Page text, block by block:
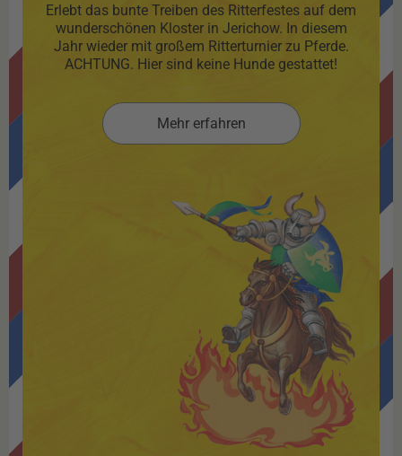
Erlebt das bunte Treiben des Ritterfestes auf dem
wunderschönen Kloster in Jerichow. In diesem
Jahr wieder mit großem Ritterturnier zu Pferde.
ACHTUNG. Hier sind keine Hunde gestattet!
Mehr erfahren